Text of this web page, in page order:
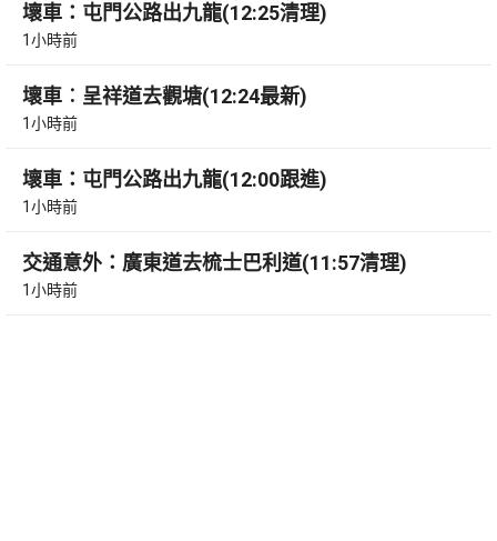
壞車：屯門公路出九龍(12:25清理)
1小時前
壞車︰呈祥道去觀塘(12:24最新)
1小時前
壞車：屯門公路出九龍(12:00跟進)
1小時前
交通意外：廣東道去梳士巴利道(11:57清理)
1小時前